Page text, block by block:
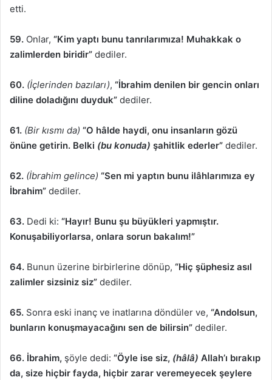
etti.
59. Onlar, “Kim yaptı bunu tanrılarımıza! Muhakkak o
zalimlerden biridir” dediler.
60. (İçlerinden bazıları), “İbrahim denilen bir gencin onları
diline doladığını duyduk” dediler.
61. (Bir kısmı da) “O hâlde haydi, onu insanların gözü
önüne getirin. Belki (bu konuda) şahitlik ederler” dediler.
62. (İbrahim gelince) “Sen mi yaptın bunu ilâhlarımıza ey
İbrahim” dediler.
63. Dedi ki: “Hayır! Bunu şu büyükleri yapmıştır.
Konuşabiliyorlarsa, onlara sorun bakalım!”
64. Bunun üzerine birbirlerine dönüp, “Hiç şüphesiz asıl
zalimler sizsiniz siz” dediler.
65. Sonra eski inanç ve inatlarına döndüler ve, “Andolsun,
bunların konuşmayacağını sen de bilirsin” dediler.
66. İbrahim, şöyle dedi: “Öyle ise siz, (hâlâ) Allah’ı bırakıp
da, size hiçbir fayda, hiçbir zarar veremeyecek şeylere